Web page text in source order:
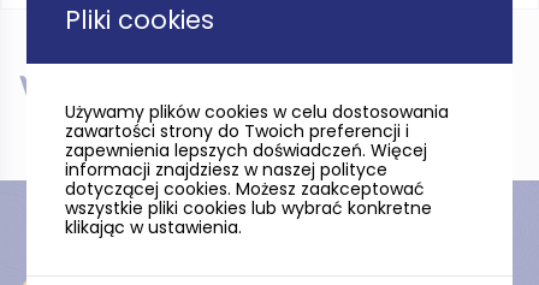
W pobliżu
Pliki cookies
Używamy plików cookies w celu dostosowania
zawartości strony do Twoich preferencji i
zapewnienia lepszych doświadczeń. Więcej
informacji znajdziesz w naszej polityce
dotyczącej cookies. Możesz zaakceptować
wszystkie pliki cookies lub wybrać konkretne
klikając w ustawienia.